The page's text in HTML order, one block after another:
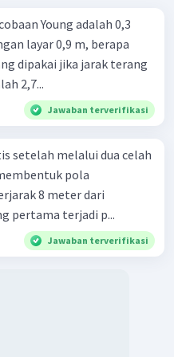
Young adalah 0,3
layar 0,9 m, berapa
dipakai jika jarak terang
2,7...
Jawaban terverifikasi
setelah melalui dua celah
pola
8 meter dari
pertama terjadi p...
Jawaban terverifikasi